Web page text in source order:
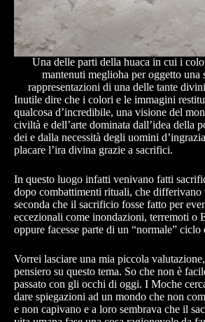
Una delle parti della huaca in cui i
mantenuti meglioha per oggetto una
rappresentazioni di una delle tante
Inutile dire che i colori e le immagini
qualcosa d’incredibile, una visione del
civiltà e dell’arte dominata dall’idea della
dei e dalla necessità degli uomini
placare l’ira divina grazie a sacrifici.
In questo luogo infatti venivano fatti
dopo combattimenti rituali, che differivano
seconda che il sacrificio fosse fatto per
eccezionali come inondazioni, terremoti o
oppure facesse parte di un “normale”
Vorrei lasciare una mia piccola
pensiero su questo tema. So che non è
passato con gli occhi di oggi. I Moche
dare spiegazioni ad un mondo che non
e non capivano e a loro sembrava che il